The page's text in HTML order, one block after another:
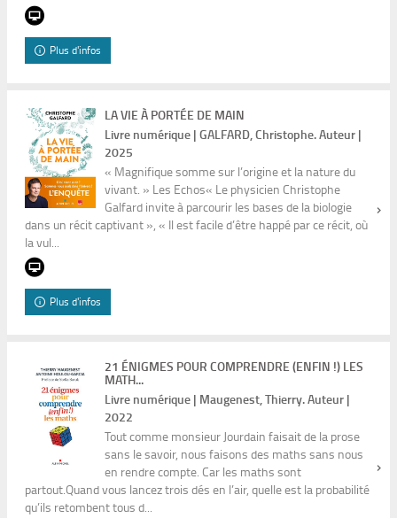
Plus d'infos
LA VIE À PORTÉE DE MAIN
Livre numérique | GALFARD, Christophe. Auteur |
2025
« Magnifique somme sur l’origine et la nature du
vivant. » Les Echos« Le physicien Christophe
Galfard invite à parcourir les bases de la biologie
dans un récit captivant », « Il est facile d’être happé par ce récit, où
la vul...
Plus d'infos
21 ÉNIGMES POUR COMPRENDRE (ENFIN !) LES
MATH...
Livre numérique | Maugenest, Thierry. Auteur |
2022
Tout comme monsieur Jourdain faisait de la prose
sans le savoir, nous faisons des maths sans nous
en rendre compte. Car les maths sont
partout.Quand vous lancez trois dés en l’air, quelle est la probabilité
qu’ils retombent tous d...